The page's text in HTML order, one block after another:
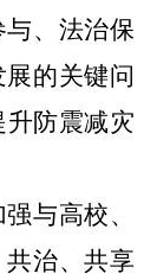
、法治保
的关键问
升防震减灾
强与高校、
治、共享